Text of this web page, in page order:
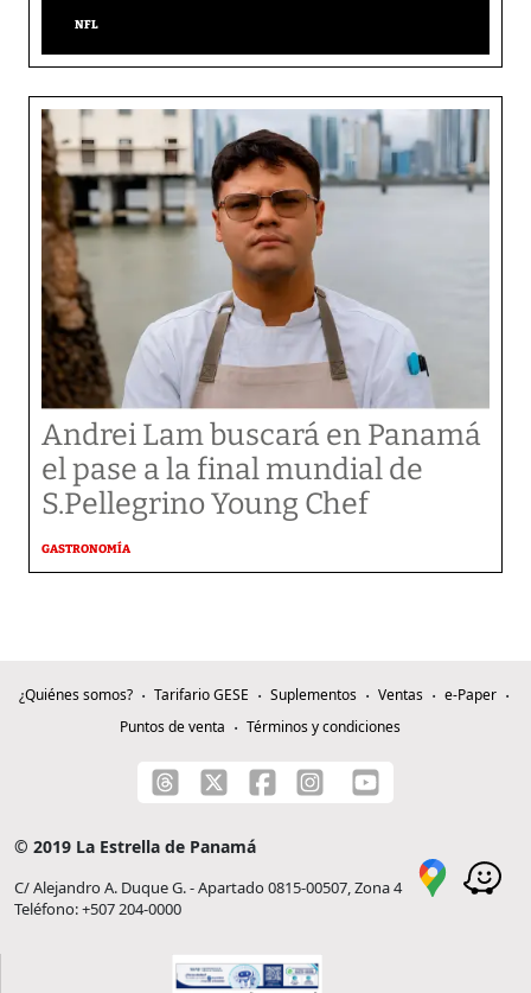
NFL
Andrei Lam buscará en Panamá
el pase a la final mundial de
S.Pellegrino Young Chef
GASTRONOMÍA
¿Quiénes somos? Tarifario GESE Suplementos Ventas
e-Paper
Puntos de venta
Términos y condiciones
© 2019 La Estrella de Panamá
C/ Alejandro A. Duque G. - Apartado 0815-00507, Zona 4
Teléfono: +507 204-0000